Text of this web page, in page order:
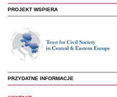
PROJEKT WSPIERA
PRZYDATNE INFORMACJE